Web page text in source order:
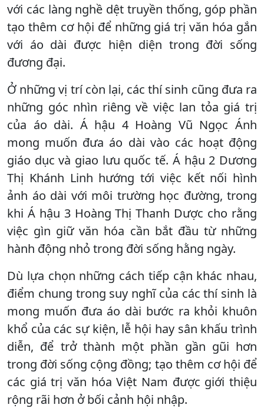
với các làng nghề dệt truyền thống, góp phần
tạo thêm cơ hội để những giá trị văn hóa gắn
với áo dài được hiện diện trong đời sống
đương đại.
Ở những vị trí còn lại, các thí sinh cũng đưa ra
những góc nhìn riêng về việc lan tỏa giá trị
của áo dài. Á hậu 4 Hoàng Vũ Ngọc Ánh
mong muốn đưa áo dài vào các hoạt động
giáo dục và giao lưu quốc tế. Á hậu 2 Dương
Thị Khánh Linh hướng tới việc kết nối hình
ảnh áo dài với môi trường học đường, trong
khi Á hậu 3 Hoàng Thị Thanh Dược cho rằng
việc gìn giữ văn hóa cần bắt đầu từ những
hành động nhỏ trong đời sống hằng ngày.
Dù lựa chọn những cách tiếp cận khác nhau,
điểm chung trong suy nghĩ của các thí sinh là
mong muốn đưa áo dài bước ra khỏi khuôn
khổ của các sự kiện, lễ hội hay sân khấu trình
diễn, để trở thành một phần gần gũi hơn
trong đời sống cộng đồng; tạo thêm cơ hội để
các giá trị văn hóa Việt Nam được giới thiệu
rộng rãi hơn ở bối cảnh hội nhập.